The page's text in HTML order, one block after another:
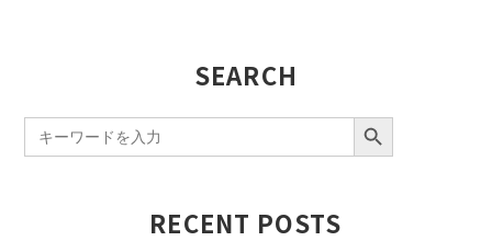
SEARCH
Search
for:
SEARCH BUTTON
RECENT POSTS